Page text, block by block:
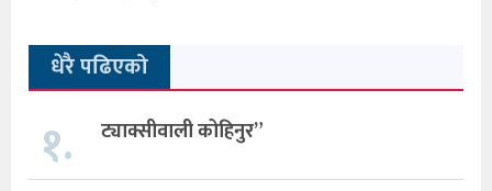
धेरै पढिएको
१. ट्याक्सीवाली कोहिनुर”